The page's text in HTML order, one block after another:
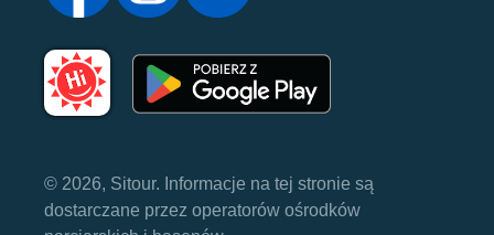
© 2026, Sitour. Informacje na tej stronie są
dostarczane przez operatorów ośrodków